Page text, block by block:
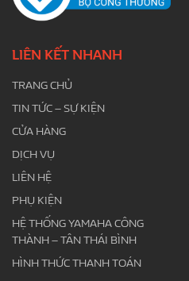
LIÊN KẾT NHANH
TRANG CHỦ
TIN TỨC – SỰ KIỆN
CỬA HÀNG
DỊCH VỤ
LIÊN HỆ
PHỤ KIỆN
HỆ THỐNG YAMAHA CÔNG
THÀNH – TÂN THÁI BÌNH
HÌNH THỨC THANH TOÁN